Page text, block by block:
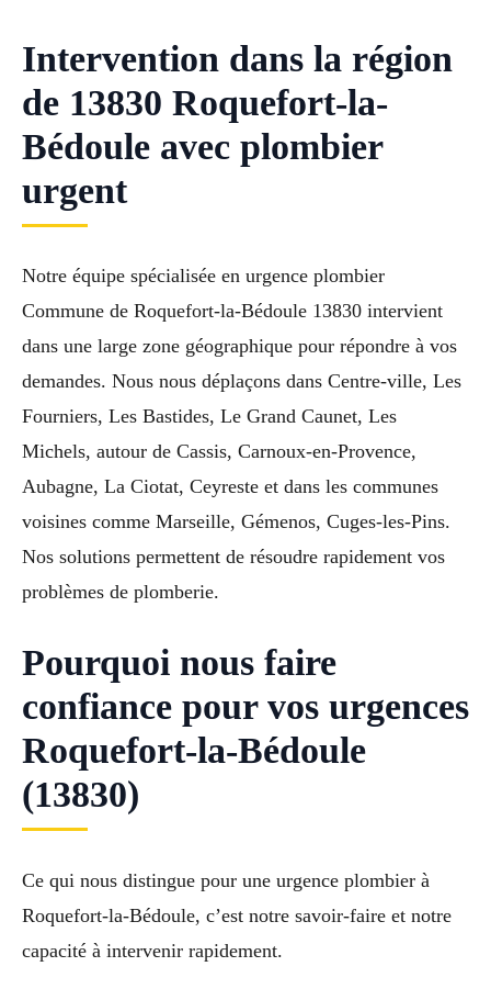
Intervention dans la région
de 13830 Roquefort-la-
Bédoule avec plombier
urgent
Notre équipe spécialisée en urgence plombier
Commune de Roquefort-la-Bédoule 13830 intervient
dans une large zone géographique pour répondre à vos
demandes. Nous nous déplaçons dans Centre-ville, Les
Fourniers, Les Bastides, Le Grand Caunet, Les
Michels, autour de Cassis, Carnoux-en-Provence,
Aubagne, La Ciotat, Ceyreste et dans les communes
voisines comme Marseille, Gémenos, Cuges-les-Pins.
Nos solutions permettent de résoudre rapidement vos
problèmes de plomberie.
Pourquoi nous faire
confiance pour vos urgences
Roquefort-la-Bédoule
(13830)
Ce qui nous distingue pour une urgence plombier à
Roquefort-la-Bédoule, c’est notre savoir-faire et notre
capacité à intervenir rapidement.